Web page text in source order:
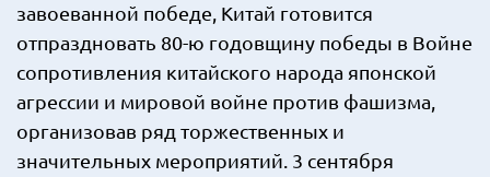
завоеванной победе, Китай готовится
отпраздновать 80-ю годовщину победы в Войне
сопротивления китайского народа японской
агрессии и мировой войне против фашизма,
организовав ряд торжественных и
значительных мероприятий. 3 сентября